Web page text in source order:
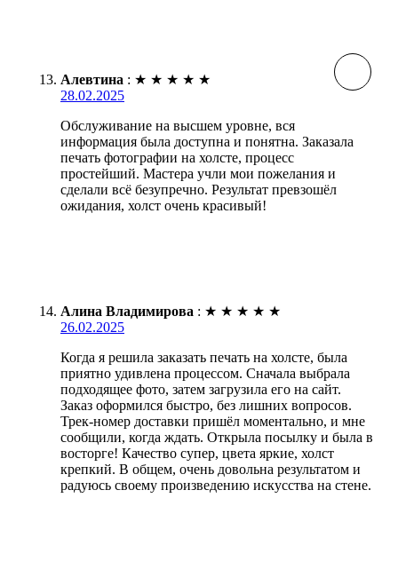
Алевтина : ★ ★ ★ ★ ★
28.02.2025
Обслуживание на высшем уровне, вся
информация была доступна и понятна. Заказала
печать фотографии на холсте, процесс
простейший. Мастера учли мои пожелания и
сделали всё безупречно. Результат превзошёл
ожидания, холст очень красивый!
Алина Владимирова : ★ ★ ★ ★ ★
26.02.2025
Когда я решила заказать печать на холсте, была
приятно удивлена процессом. Сначала выбрала
подходящее фото, затем загрузила его на сайт.
Заказ оформился быстро, без лишних вопросов.
Трек-номер доставки пришёл моментально, и мне
сообщили, когда ждать. Открыла посылку и была в
восторге! Качество супер, цвета яркие, холст
крепкий. В общем, очень довольна результатом и
радуюсь своему произведению искусства на стене.